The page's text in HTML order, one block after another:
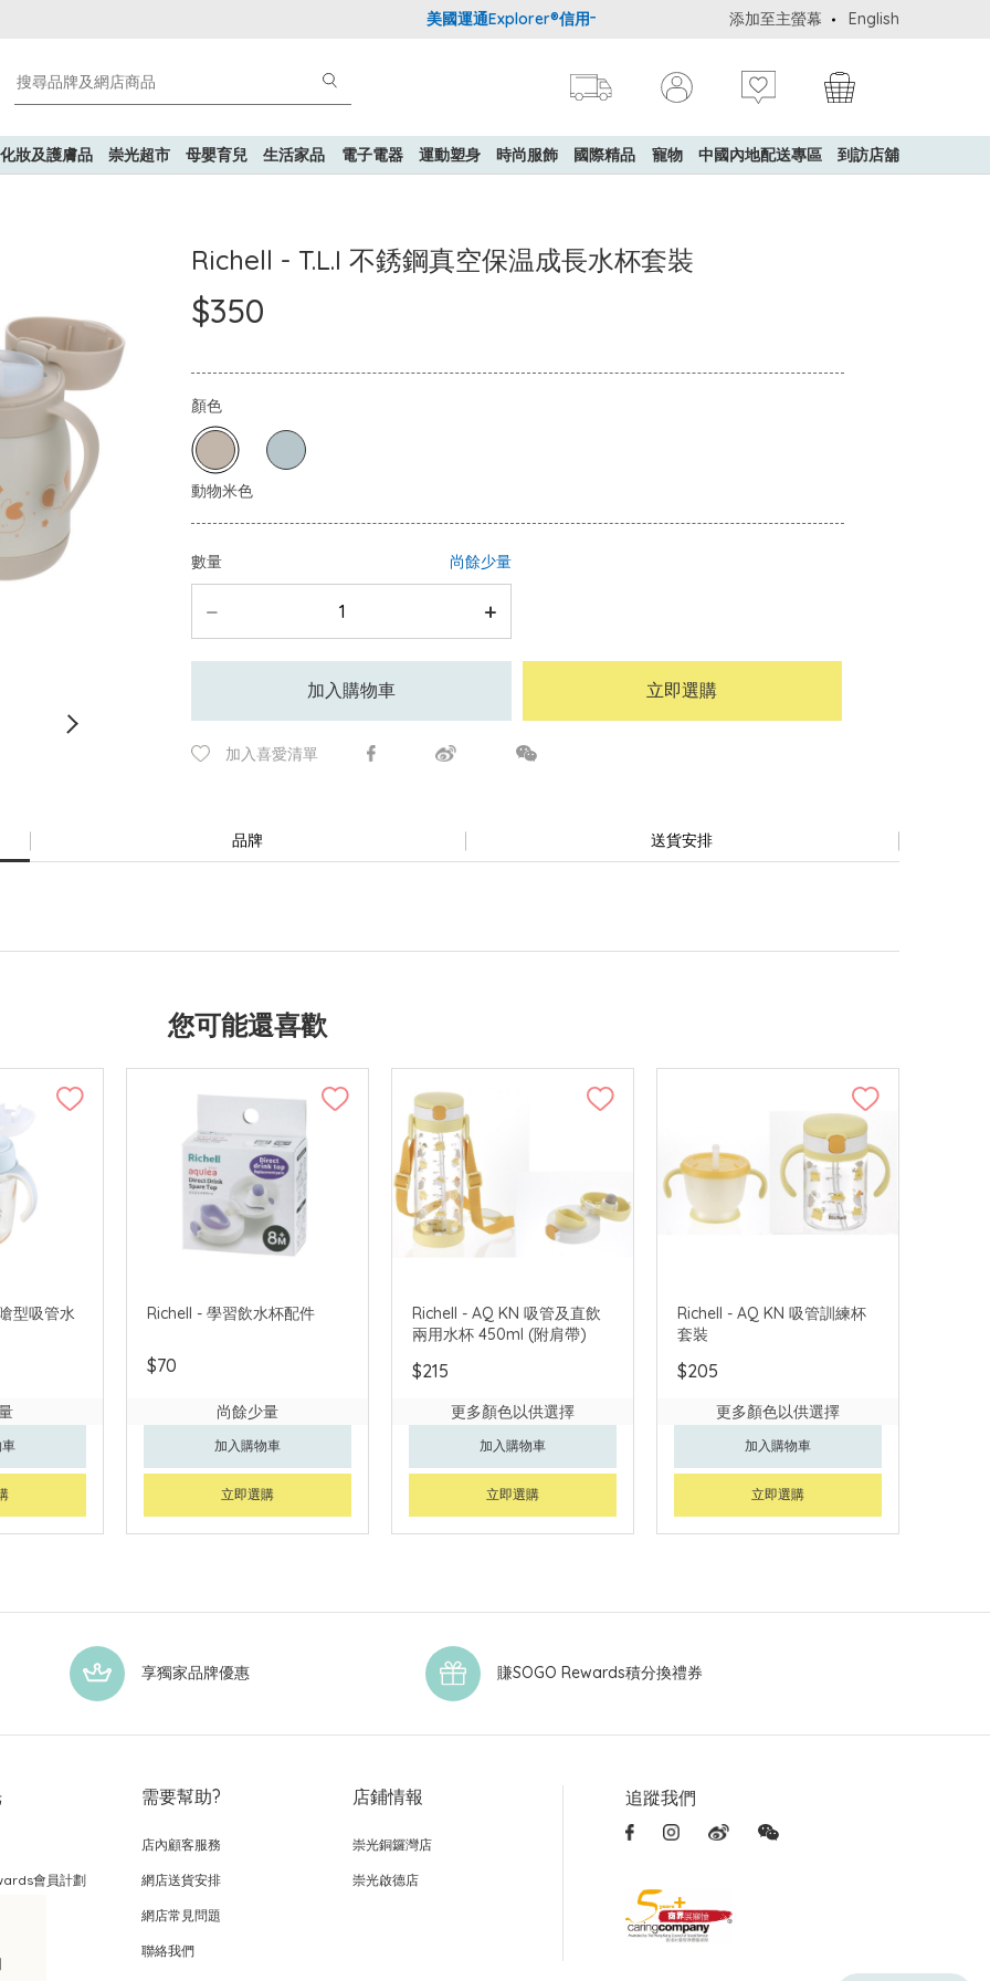
美國運通Explorer®信用卡會員購物禮遇：高達5%簽賬回贈！ 購買一般貨品(冷凍食
添加至主螢幕 English
化妝及護膚品 崇光超市 母嬰育兒 生活家品 電子電器 運動塑身 時尚服飾 國際精品 寵物 中國內地配送專區 到訪店舖
Richell - T.L.I 不銹鋼真空保温成長水杯套裝
$350
顏色
數量 尚餘少量
加入購物車 立即選購
加入喜愛清單
品牌 送貨安排
您可能還喜歡
型吸管水 Richell - 學習飲水杯配件
$70
尚餘少量
加入購物車
立即選購
Richell - AQ KN 吸管及直飲
兩用水杯 450ml (附肩帶)
$215
更多顏色以供選擇
加入購物車
立即選購
Richell - AQ KN 吸管訓練杯
套裝
$205
更多顏色以供選擇
加入購物車
立即選購
享獨家品牌優惠 賺SOGO Rewards積分換禮券
會員計劃
需要幫助?
店內顧客服務
網店送貨安排
網店常見問題
聯絡我們
店鋪情報
崇光銅鑼灣店
崇光啟德店
追蹤我們